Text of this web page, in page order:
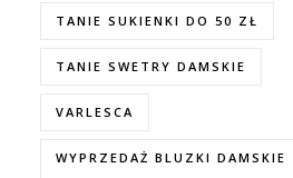
TANIE SUKIENKI DO 50 ZŁ
TANIE SWETRY DAMSKIE
VARLESCA
WYPRZEDAŻ BLUZKI DAMSKIE